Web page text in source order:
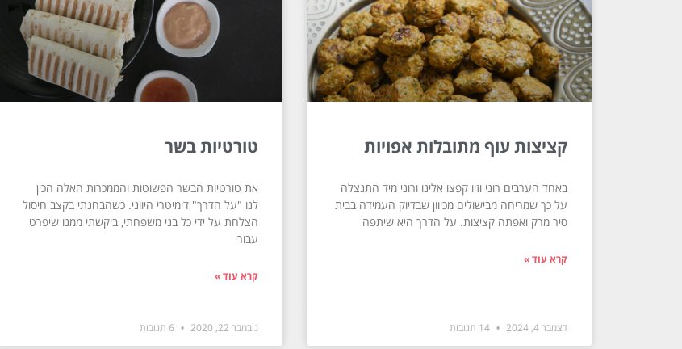
קציצות עוף מתובלות אפויות
באחד הערבים רוני וזיו קפצו אלינו ורוני מיד התנצלה
על כך שמריחה מבישולים מכיוון שבדיוק העמידה בבית
סיר מרק ואפתה קציצות. על הדרך היא שיתפה
קרא עוד »
דצמבר 4, 2024
טורטיות בשר
את טורטיות הבשר הפשוטות והממכרות האלה הכין
לנו "על הדרך" דימיטרי היווני. כשהבחנתי בקצב חיסול
הצלחת על ידי כל בני משפחתי, ביקשתי ממנו שיפרט
עבורי
קרא עוד »
נובמבר 22, 2020